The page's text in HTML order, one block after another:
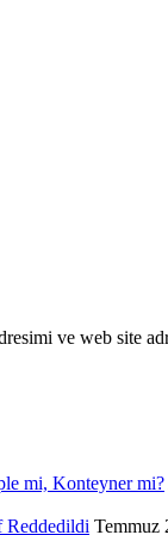
ve web site
mi, Konteyner mi?
Reddedildi Temmuz